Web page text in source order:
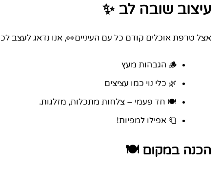
עיצוב שובה לב ✨
אצל טרפת אוכלים קודם כל עם העיניים👀, אנו נדאג לעצב
🪵 הגבהות מעץ
🌿 כלי נוי כמו עציצים
🍽️ חד פעמי – צלחות מתכלות, מזלגות.
🧻 אפילו למפיות!
הכנה במקום 🍽️